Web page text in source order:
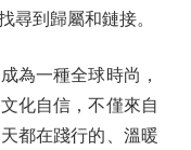
尋到歸屬和鏈接。
一種全球時尚，
化自信，不僅來自
都在踐行的、溫暖